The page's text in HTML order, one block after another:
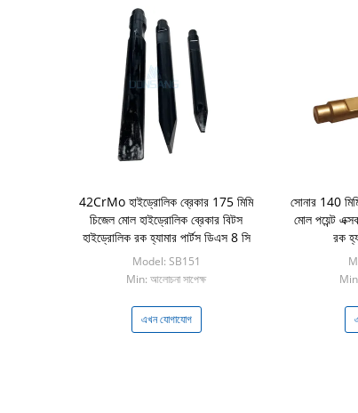
42CrMo হাইড্রোলিক ব্রেকার 175 মিমি
চিজেল মোল হাইড্রোলিক ব্রেকার বিটস
হাইড্রোলিক রক হ্যামার পার্টস ডিএস 8 সি
Model: SB151
Min: আলোচনা সাপেক্ষ
এখন যোগাযোগ
সোনার 140
মোল পয়েন্ট
রক